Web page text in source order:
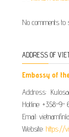
No comments to
ADDRESS OF
Embassy of
Address:
Hotline: +358-9-
Email:
Website: https://